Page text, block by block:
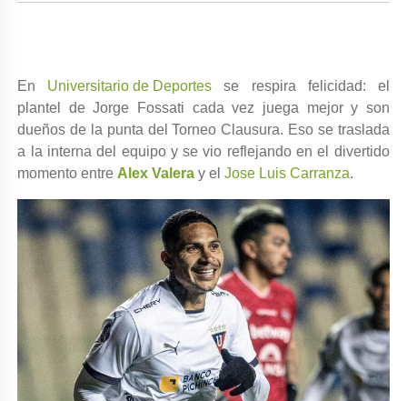
En Universitario de Deportes se respira felicidad: el
plantel de Jorge Fossati cada vez juega mejor y son
dueños de la punta del Torneo Clausura. Eso se traslada
a la interna del equipo y se vio reflejando en el divertido
momento entre Alex Valera y elJose Luis Carranza.